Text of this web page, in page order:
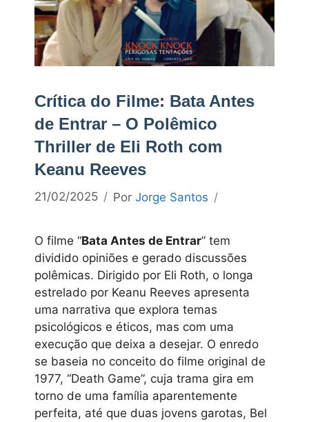
Crítica do Filme: Bata Antes
de Entrar – O Polêmico
Thriller de Eli Roth com
Keanu Reeves
21/02/2025 Por Jorge Santos
O filme “Bata Antes de Entrar” tem
dividido opiniões e gerado discussões
polêmicas. Dirigido por Eli Roth, o longa
estrelado por Keanu Reeves apresenta
uma narrativa que explora temas
psicológicos e éticos, mas com uma
execução que deixa a desejar. O enredo
se baseia no conceito do filme original de
1977, “Death Game”, cuja trama gira em
torno de uma família aparentemente
perfeita, até que duas jovens garotas, Bel